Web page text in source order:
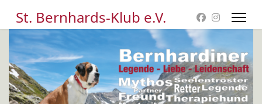
St. Bernhards-Klub e.V.